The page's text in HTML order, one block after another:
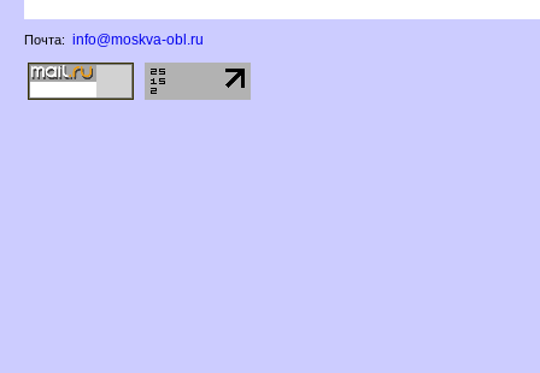
Почта: info@moskva-obl.ru